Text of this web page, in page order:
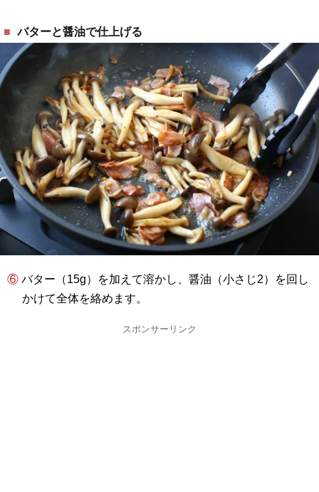
バターと醤油で仕上げる
⑥ バター（15g）を加えて溶かし、醤油（小さじ2）を回し
かけて全体を絡めます。
スポンサーリンク